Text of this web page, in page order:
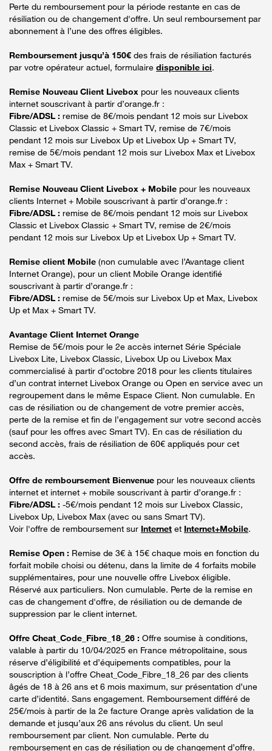
Perte du remboursement pour la période restante en cas de
résiliation ou de changement d'offre. Un seul remboursement par
abonnement à l’une des offres éligibles.
Remboursement jusqu’à 150€ des frais de résiliation facturés
par votre opérateur actuel, formulaire disponible ici.
Remise Nouveau Client Livebox pour les nouveaux clients
internet souscrivant à partir d’orange.fr :
Fibre/ADSL : remise de 8€/mois pendant 12 mois sur Livebox
Classic et Livebox Classic + Smart TV, remise de 7€/mois
pendant 12 mois sur Livebox Up et Livebox Up + Smart TV,
remise de 5€/mois pendant 12 mois sur Livebox Max et Livebox
Max + Smart TV.
Remise Nouveau Client Livebox + Mobile pour les nouveaux
clients Internet + Mobile souscrivant à partir d’orange.fr :
Fibre/ADSL : remise de 8€/mois pendant 12 mois sur Livebox
Classic et Livebox Classic + Smart TV, remise de 2€/mois
pendant 12 mois sur Livebox Up et Livebox Up + Smart TV.
Remise client Mobile (non cumulable avec l’Avantage client
Internet Orange), pour un client Mobile Orange identifié
souscrivant à partir d’orange.fr :
Fibre/ADSL : remise de 5€/mois sur Livebox Up et Max, Livebox
Up et Max + Smart TV.
Avantage Client Internet Orange
Remise de 5€/mois pour le 2e accès internet Série Spéciale
Livebox Lite, Livebox Classic, Livebox Up ou Livebox Max
commercialisé à partir d’octobre 2018 pour les clients titulaires
d’un contrat internet Livebox Orange ou Open en service avec un
regroupement dans le même Espace Client. Non cumulable. En
cas de résiliation ou de changement de votre premier accès,
perte de la remise et fin de l’engagement sur votre second accès
(sauf pour les offres avec Smart TV). En cas de résiliation du
second accès, frais de résiliation de 60€ appliqués pour cet
accès.
Offre de remboursement Bienvenue pour les nouveaux clients
internet et internet + mobile souscrivant à partir d’orange.fr :
Fibre/ADSL : -5€/mois pendant 12 mois sur Livebox Classic,
Livebox Up, Livebox Max (avec ou sans Smart TV).
Voir l'offre de remboursement sur Internet et Internet+Mobile.
Remise Open : Remise de 3€ à 15€ chaque mois en fonction du
forfait mobile choisi ou détenu, dans la limite de 4 forfaits mobile
supplémentaires, pour une nouvelle offre Livebox éligible.
Réservé aux particuliers. Non cumulable. Perte de la remise en
cas de changement d'offre, de résiliation ou de demande de
suppression par le client internet.
Offre Cheat_Code_Fibre_18_26 : Offre soumise à conditions,
valable à partir du 10/04/2025 en France métropolitaine, sous
réserve d’éligibilité et d’équipements compatibles, pour la
souscription à l’offre Cheat_Code_Fibre_18_26 par des clients
âgés de 18 à 26 ans et 6 mois maximum, sur présentation d’une
carte d’identité. Sans engagement. Remboursement différé de
25€/mois à partir de la 2e facture Orange après validation de la
demande et jusqu’aux 26 ans révolus du client. Un seul
remboursement par client. Non cumulable. Perte du
remboursement en cas de résiliation ou de changement d’offre.